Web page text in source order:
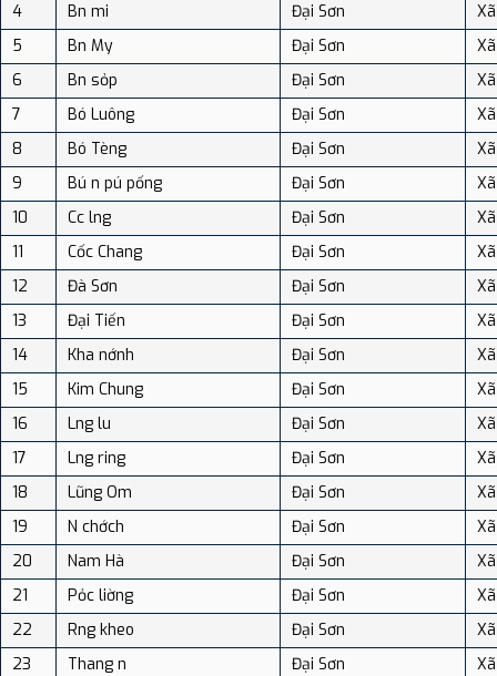
4
Bn mi Đại Sơn
5
Bn My Đại Sơn
6
Bn sỏp Đại Sơn
7
Bó Luông Đại Sơn
8
Bó Tèng Đại Sơn
9
Bú n pú pống Đại Sơn
10
Cc lng Đại Sơn
11
Cốc Chang Đại Sơn
12
Đà Sơn Đại Sơn
13
Đại Tiến Đại Sơn
14
Kha nớnh Đại Sơn
15
Kim Chung Đại Sơn
16
Lng lu Đại Sơn
17
Lng ring Đại Sơn
18
Lũng Om Đại Sơn
19
N chớch Đại Sơn
20
Nam Hà Đại Sơn
21
Pỏc liờng Đại Sơn
22
Rng kheo Đại Sơn
23
Thang n Đại Sơn